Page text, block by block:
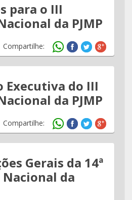
para o III
da PJMP
Compartilhe:
Executiva do III
da PJMP
Compartilhe:
Gerais da 14ª
da